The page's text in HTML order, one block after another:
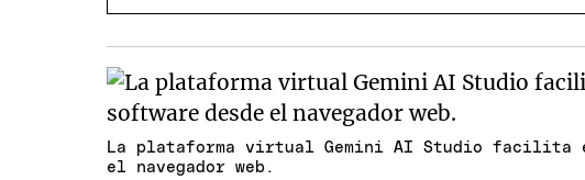
La plataforma virtual Gemini AI Studio facilita
el navegador web.